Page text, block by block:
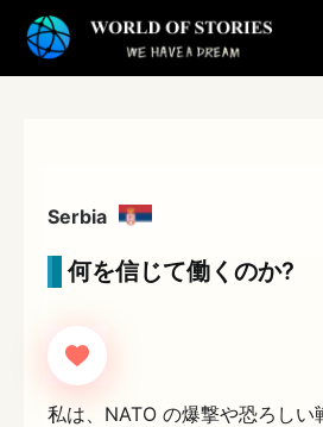
Serbia
何を信じて働くのか?
私は、NATO の爆撃や恐ろしい